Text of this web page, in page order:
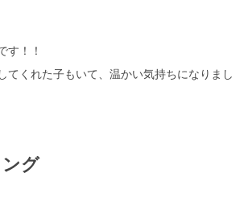
す！！
てくれた子もいて、温かい気持ちになりまし
グ